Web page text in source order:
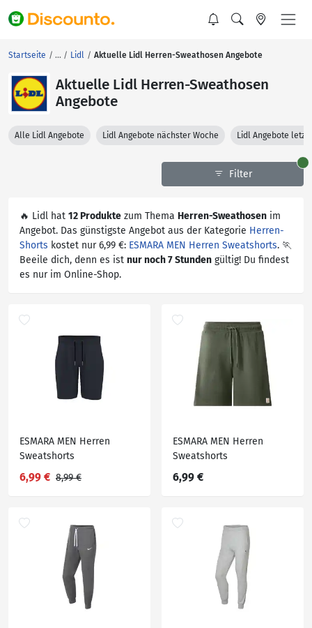
Startseite Lidl Aktuelle Lidl Herren-Sweathosen Angebote
Aktuelle Lidl Herren-Sweathosen
Angebote
Alle Lidl Angebote Lidl Angebote nächster Woche Lidl Angebote
Filter
🔥 Lidl hat 12 Produkte zum Thema Herren-Sweathosen im
Angebot. Das günstigste Angebot aus der Kategorie Herren-
Shorts kostet nur 6,99 €: ESMARA MEN Herren Sweatshorts. 🏃
Beeile dich, denn es ist nur noch 7 Stunden gültig! Du findest
es nur im Online-Shop.
ESMARA MEN Herren
Sweatshorts
6,99 € 8,99 €
ESMARA MEN Herren
Sweatshorts
6,99 €